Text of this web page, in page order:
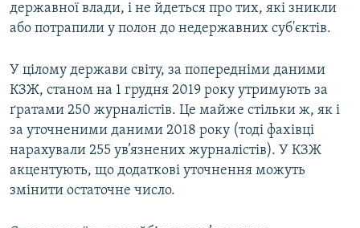
державної влади, і не йдеться про тих, які зникли
або потрапили у полон до недержавних суб'єктів.
У цілому держави світу, за попередніми даними
КЗЖ, станом на 1 грудня 2019 року утримують за
ґратами 250 журналістів. Це майже стільки ж, як і
за уточненими даними 2018 року (тоді фахівці
нарахували 255 ув’язнених журналістів). У КЗЖ
акцентують, що додаткові уточнення можуть
змінити остаточне число.